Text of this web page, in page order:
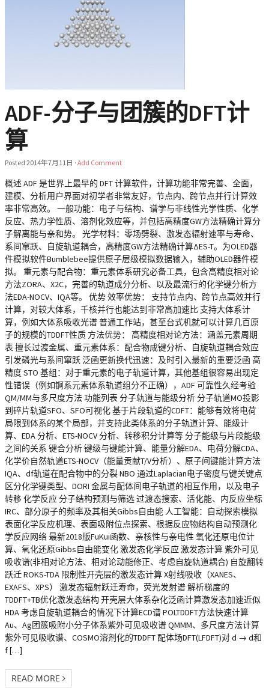
ADF-分子与团簇的DFT计
算
Posted 2014年7月11日 · Add Comment
概述 ADF 是世界上最早的 DFT 计算软件，计算功能非常完善、全面，
建模、分析用户界面对初学者非常友好，节点内、跨节点并行计算效
率非常高效。 一般功能：电子与结构、谱学与非线性光学性质、化学
反应、热力学性质、溶剂化效应等，并包括高精度GW方法精确计算分
子解离能与亲和势。 光学材料：零场劈裂、激发态辐射速率与寿命、
系间窜跃、自旋轨道耦合，高精度GW方法精确计算ΔES-T。为OLED器
件模拟软件Bumblebee提供原子层级模拟数据输入，辅助OLED器件模
拟。 重元素与配合物：重元素体系研究必备工具，包含高精度相对论
方法ZORA、X2C，完善的轨道成分分析、以及最流行的化学键分析方
法EDA-NOCV、IQA等。 优势 效率优势： 支持节点内、跨节点高效并行
计算，对较大体系，千核并行也能达到非常高加速比 支持大体系计
算，例如大体系吸收光谱 普通工作站，甚至台式机就可以计算几百原
子的规模的TDDFT性质 方法优势： 高精度相对论方法：涵盖元素周期
表 擅长过渡金属、重元素体系：配合物成键分析、自旋轨道耦合效应
引发磷光与系间窜跃 泛函更新换代迅速：及时引入最新的重要泛函 高
精度 STO 基组：对于重元素的电子轨道计算，其他基组很容易出现定
性错误（例如锕系元素体系轨道组分不正确），ADF 可靠性久经考验
QM/MM与多尺度方法 功能列表 分子轨道与能级分析 分子轨道MO投影
到碎片轨道SFO、SFO可视化 基于片段轨道的CDFT：能够有效将电荷
局限到体系的某个局部，并支持此类体系的分子轨道计算、能级计
算、EDA 分析、ETS-NOCV 分析、转移积分计算等 分子能级与片段能级
之间的关系 键合分析 键级与键能计算、能量分解EDA、电荷分解CDA、
化学价自然轨道ETS-NOCV（能量贡献T/V分析）、原子间键能计算方法
IQA、df轨道在配合物中的分裂 NBO 通过Laplacian电子密度与键关键点
区分化学键类型、DORI 金属与配体间电子轨道的相互作用，以及电子
转移 化学反应 分子结构预测与筛选 过渡态搜索、活化能、内反应坐标
IRC、部分原子的频率及其相关Gibbs自由能 人工智能：自动探索模拟
表面化学反应机理、表面吸附位点探索、根据反应物结构自动预测化
学反应网络 最新2018版FuKui函数、亲核性与亲电性 氧化还原电位计
算、氧化还原Gibbs自由能变化 激发态化学反应 激发态计算 紫外可见
吸收谱(非相对论方法、相对论动能修正、考虑自旋轨道耦合) 自旋翻转
跃迁 ROKS-TDA 限制性开壳层的激发态计算 X射线吸收（XANES、
EXAFS、XPS） 激发态辐射跃迁寿命，荧光发射谱 解析梯度的
TDDFT+TB优化激发态结构 开壳层大体系杂化泛函计算激发态加速近似
HDA 考虑自旋轨道耦合的情况下计算ECD谱 POLTDDFT方法快速计算
Au、Ag团簇吸附小分子体系紫外可见吸收谱 QMMM、多尺度方法计算
紫外可见吸收谱、COSMO溶剂化的TDDFT 配体场DFT(LFDFT)对 d → d和
f […]
READ MORE